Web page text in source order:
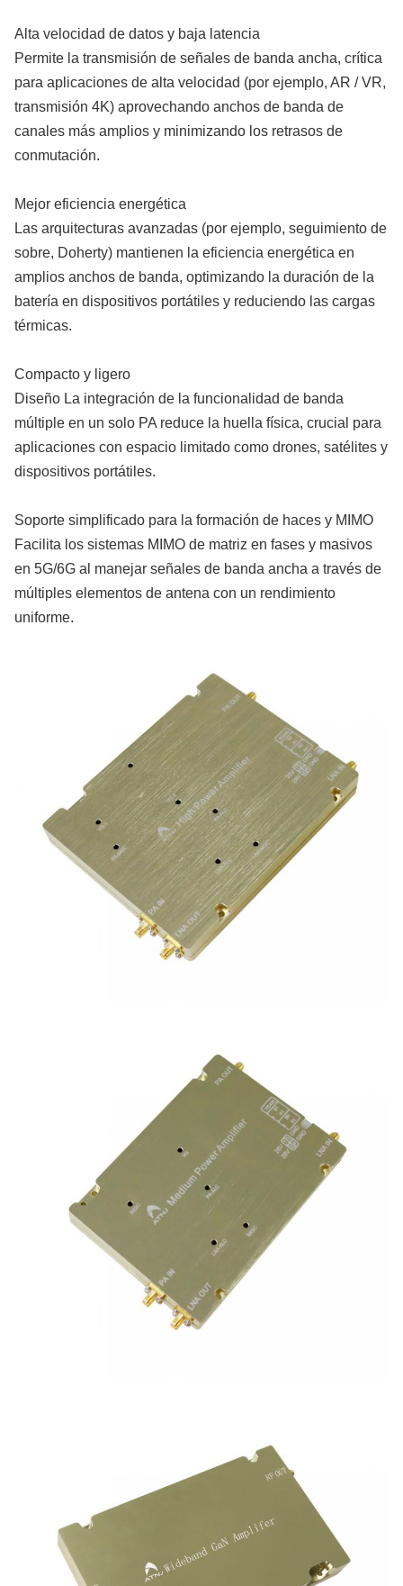
Alta velocidad de datos y baja latencia
Permite la transmisión de señales de banda ancha, crítica
para aplicaciones de alta velocidad (por ejemplo, AR / VR,
transmisión 4K) aprovechando anchos de banda de
canales más amplios y minimizando los retrasos de
conmutación.
Mejor eficiencia energética
Las arquitecturas avanzadas (por ejemplo, seguimiento de
sobre, Doherty) mantienen la eficiencia energética en
amplios anchos de banda, optimizando la duración de la
batería en dispositivos portátiles y reduciendo las cargas
térmicas.
Compacto y ligero
Diseño La integración de la funcionalidad de banda
múltiple en un solo PA reduce la huella física, crucial para
aplicaciones con espacio limitado como drones, satélites y
dispositivos portátiles.
Soporte simplificado para la formación de haces y MIMO
Facilita los sistemas MIMO de matriz en fases y masivos
en 5G/6G al manejar señales de banda ancha a través de
múltiples elementos de antena con un rendimiento
uniforme.